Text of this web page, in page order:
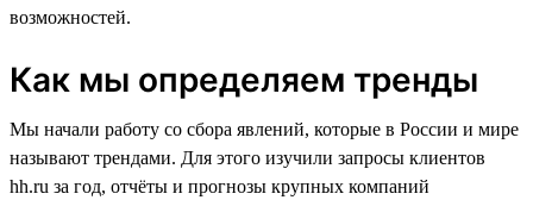
возможностей.
Как мы определяем тренды
Мы начали работу со сбора явлений, которые в России и мире
называют трендами. Для этого изучили запросы клиентов
hh.ru за год, отчёты и прогнозы крупных компаний